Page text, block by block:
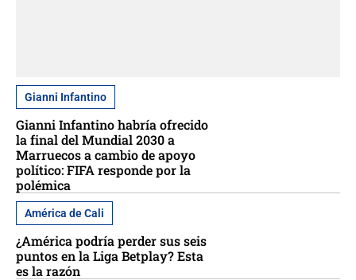
Gianni Infantino
Gianni Infantino habría ofrecido
la final del Mundial 2030 a
Marruecos a cambio de apoyo
político: FIFA responde por la
polémica
América de Cali
¿América podría perder sus seis
puntos en la Liga Betplay? Esta
es la razón